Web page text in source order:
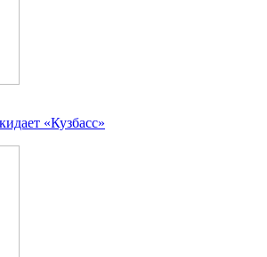
«Кузбасс»